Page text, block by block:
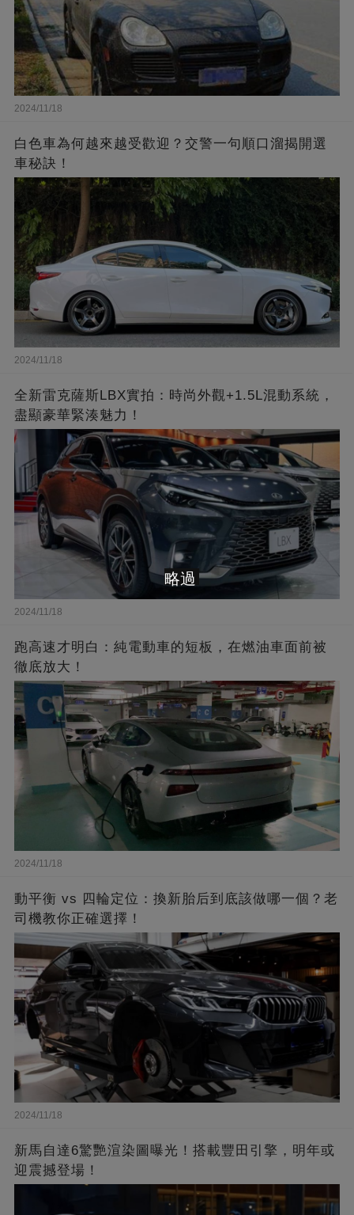
2024/11/18
白色車為何越來越受歡迎？交警一句順口溜揭開選
車秘訣！
2024/11/18
全新雷克薩斯LBX實拍：時尚外觀+1.5L混動系統，
盡顯豪華緊湊魅力！
2024/11/18
跑高速才明白：純電動車的短板，在燃油車面前被
徹底放大！
2024/11/18
動平衡 vs 四輪定位：換新胎后到底該做哪一個？老
司機教你正確選擇！
2024/11/18
新馬自達6驚艷渲染圖曝光！搭載豐田引擎，明年或
迎震撼登場！
略過